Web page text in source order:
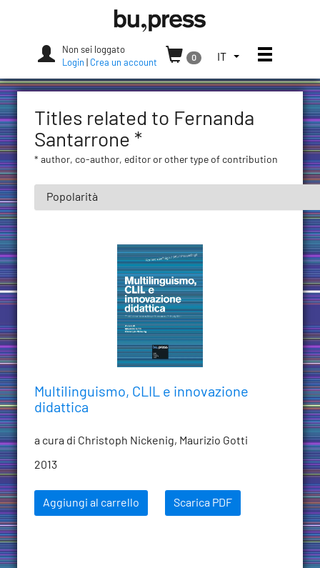
Press
Non sei loggato
Login
Crea un account
0
SELEZIONA
LINGUA.
ATTUALE:
IT Apri/
Titles related to Fernanda
Santarrone *
* author, co-author, editor or other type of contribution
Multilinguismo, CLIL e innovazione
didattica
a cura di Christoph Nickenig, Maurizio Gotti
2013
Aggiungi al carrello Scarica PDF